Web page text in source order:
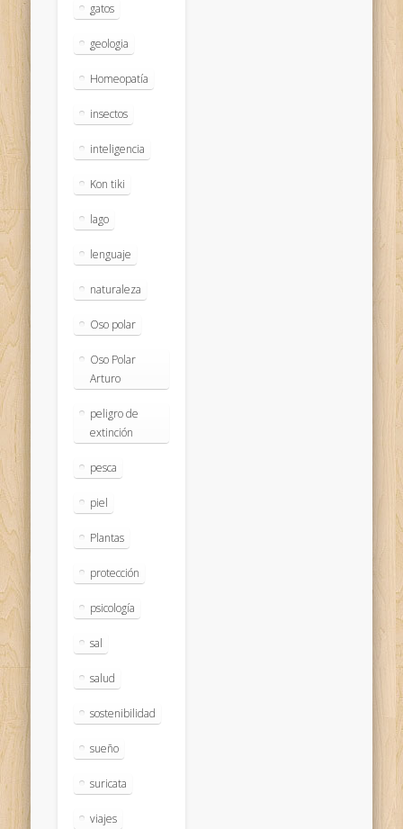
gatos
geologia
Homeopatía
insectos
inteligencia
Kon tiki
lago
lenguaje
naturaleza
Oso polar
Oso Polar
Arturo
peligro de
extinción
pesca
piel
Plantas
protección
psicología
sal
salud
sostenibilidad
sueño
suricata
viajes